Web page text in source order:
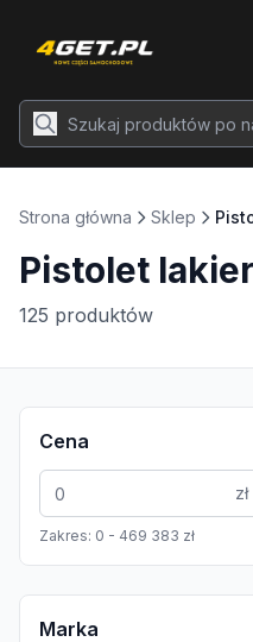
Strona główna Sklep
Pistolet
125 produktów
Cena
zł
Zakres: 0 - 469 383 zł
Marka